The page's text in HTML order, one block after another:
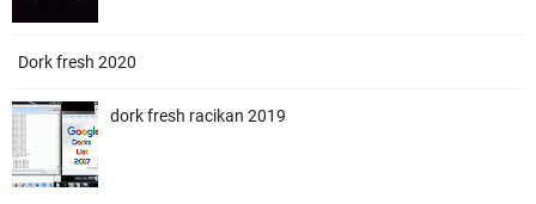
Dork fresh 2020
dork fresh racikan 2019